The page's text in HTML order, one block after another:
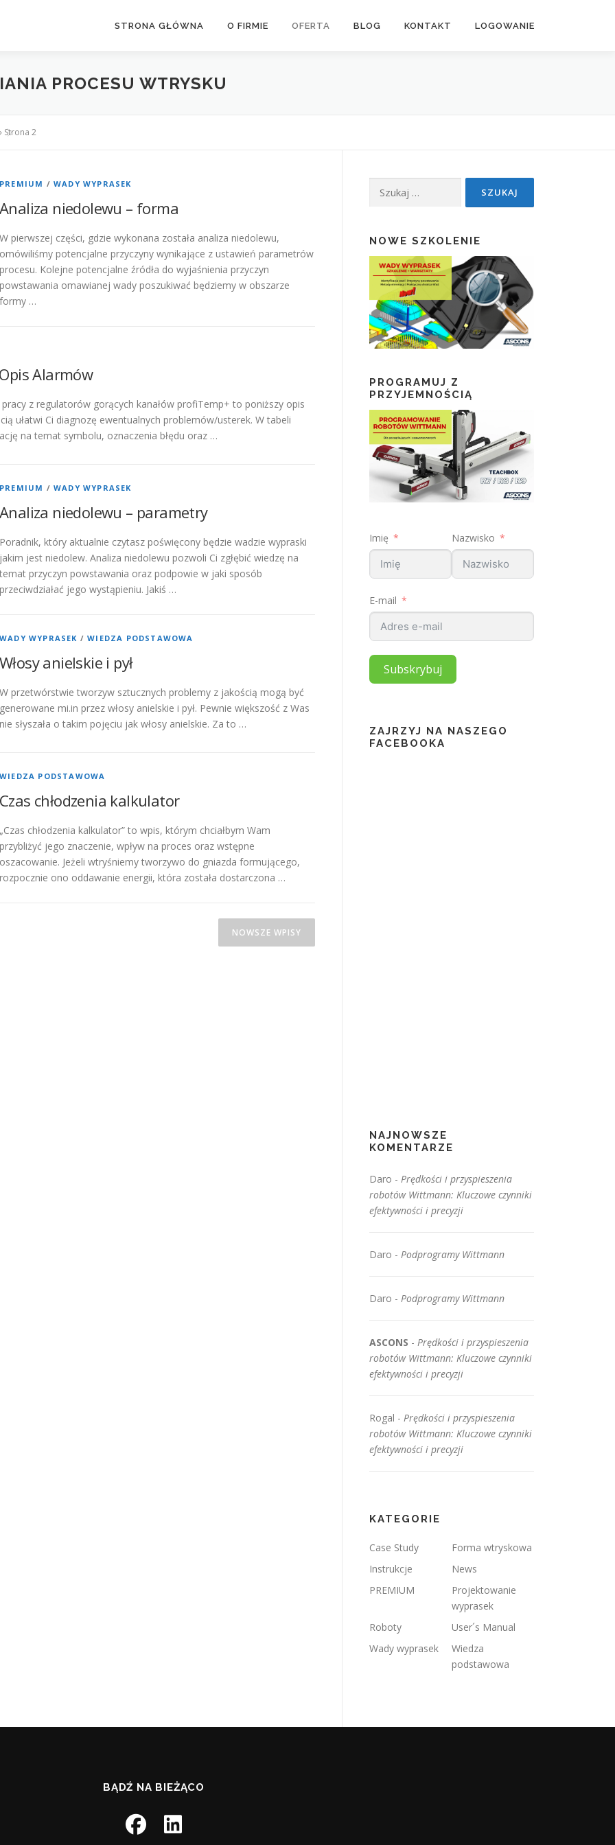
STRONA GŁÓWNA O FIRMIE OFERTA BLOG KONTAKT LOGOWANIE
PROCESU WTRYSKU
Strona 2
PREMIUM /WADY WYPRASEK
Analiza niedolewu – forma
W pierwszej części, gdzie wykonana została analiza niedolewu,
omówiliśmy potencjalne przyczyny wynikające z ustawień parametrów
procesu. Kolejne potencjalne źródła do wyjaśnienia przyczyn
powstawania omawianej wady poszukiwać będziemy w obszarze
formy …
Alarmów
pracy z regulatorów gorących kanałów profiTemp+ to poniższy opis
ułatwi Ci diagnozę ewentualnych problemów/usterek. W tabeli
na temat symbolu, oznaczenia błędu oraz …
PREMIUM /WADY WYPRASEK
Analiza niedolewu – parametry
Poradnik, który aktualnie czytasz poświęcony będzie wadzie wypraski
jakim jest niedolew. Analiza niedolewu pozwoli Ci zgłębić wiedzę na
temat przyczyn powstawania oraz podpowie w jaki sposób
przeciwdziałać jego wystąpieniu. Jakiś …
WADY WYPRASEK /WIEDZA PODSTAWOWA
Włosy anielskie i pył
W przetwórstwie tworzyw sztucznych problemy z jakością mogą być
generowane mi.in przez włosy anielskie i pył. Pewnie większość z Was
nie słyszała o takim pojęciu jak włosy anielskie. Za to …
WIEDZA PODSTAWOWA
Czas chłodzenia kalkulator
„Czas chłodzenia kalkulator” to wpis, którym chciałbym Wam
przybliżyć jego znaczenie, wpływ na proces oraz wstępne
oszacowanie. Jeżeli wtryśniemy tworzywo do gniazda formującego,
rozpocznie ono oddawanie energii, która została dostarczona …
NOWSZE WPISY
NOWE SZKOLENIE
PROGRAMUJ Z
PRZYJEMNOŚCIĄ
Imię Nazwisko
E-mail
Subskrybuj
ZAJRZYJ NA NASZEGO
FACEBOOKA
NAJNOWSZE
KOMENTARZE
Daro - Prędkości i przyspieszenia
robotów Wittmann: Kluczowe czynniki
efektywności i precyzji
Daro - Podprogramy Wittmann
Daro - Podprogramy Wittmann
ASCONS - Prędkości i przyspieszenia
robotów Wittmann: Kluczowe czynniki
efektywności i precyzji
Rogal - Prędkości i przyspieszenia
robotów Wittmann: Kluczowe czynniki
efektywności i precyzji
KATEGORIE
Case Study
Forma wtryskowa
Instrukcje
News
PREMIUM
Projektowanie
wyprasek
Roboty
User´s Manual
Wady wyprasek
Wiedza
podstawowa
BĄDŹ NA BIEŻĄCO